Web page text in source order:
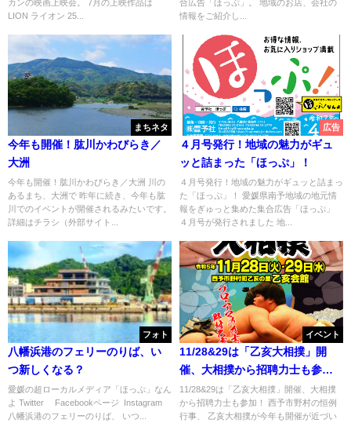
カンの映画上映会。 7月の上映作品は
LION ライオン 25...
合広告「ほっぷ」。 地域のお店、会社の
情報をご紹介し...
まちネタ
今年も開催！肱川かわびらき／
大洲
今年も開催！肱川かわびらき／大洲 川の
あるまち、大洲で 昨年に続き、今年も肱
川でのイベントが開催されるみたいです。
詳細はチラシ（外部サイト...
広告
４月号発行！地域の魅力がギュ
ッと詰まった「ほっぷ」！
４月号発行！地域の魅力がギュッと詰まっ
た「ほっぷ」！ 愛媛県南予地域の地元情
報をぎゅっと集めた集合広告「ほっぷ」
４月号が発行されました 地...
フォト
八幡浜港のフェリーのりば、い
つ新しくなる？
愛媛の超ローカルメディア「ほっぷ」なん
よ Twitter Facebookページ Instagram
八幡浜港のフェリーのりば、 いつ...
イベント
11/28&29は「乙亥大相撲」開
催、大相撲から招聘力士も参
加！
11/28&29は「乙亥大相撲」開催、大相撲
から招聘力士も参加！ 西予市野村の恒例
行事、 乙亥大相撲が今年も開催が近づい